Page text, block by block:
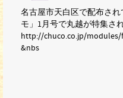
名古屋市天白区で配布さ
モ」1月号で丸越が特集さ
http://chuco.co.jp/
&nbs